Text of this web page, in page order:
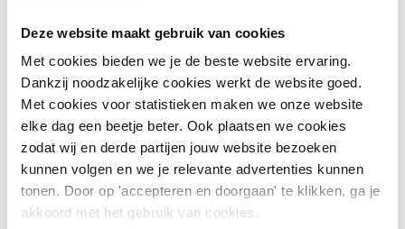
Deze website maakt gebruik van cookies
Met cookies bieden we je de beste website ervaring.
Dankzij noodzakelijke cookies werkt de website goed.
Met cookies voor statistieken maken we onze website
elke dag een beetje beter. Ook plaatsen we cookies
zodat wij en derde partijen jouw website bezoeken
kunnen volgen en we je relevante advertenties kunnen
tonen. Door op 'accepteren en doorgaan' te klikken, ga je
akkoord met het gebruik van cookies.
Nederland, verschilt het aanbod per winkel, maar er zit
Maak een proefrit op een
tweedehands damesfiets bij
Bike Totaal
Benieuwd of een fiets lekker zit en fijn rijdt? Kom
gerust langs bij eenBike Totaal winkelin de buurt en
maak een proefrit. Zo voel je meteen of het klikt.